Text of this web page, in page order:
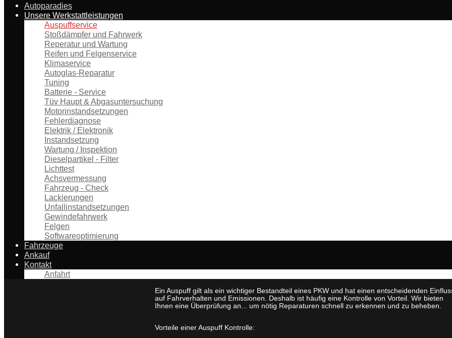
Autoparadies
Unsere Werkstattleistungen
Auspuffservice
Stoßdämpfer und Fahrwerk
Reperatur und Wartung
Reifen und Felgenservice
Klimaservice
Autoglas-Reparatur
Tuning
Batterie - Service
Tüv Haupt & Abgasuntersuchung
Motorinstandsetzungen
Fehlerdiagnose
Elektrik / Elektronik
Instandsetzung
Wartung / Inspektion
Dieselpartikel - Filter
Lichttest
Achsvermessung
Fahrzeug - Check
Lackierungen
Unfallinstandsetzungen
Gewindefahrwerk
Felgen
Softwareoptimierung
Fahrzeuge
Ankauf
Kontakt
Anfahrt
Ein Auspuff gilt als ein wichtiger Bestandteil eines PKW und hat einen entscheidenden
auf Fahrverhalten und Emissionen. Deshalb ist häufig eine Kontrolle von Vorteil. Wir bieten
Ihnen eine Überprüfung an... um nötig Reparaturen schnell zu erkennen und zu beheben.
Vorteile einer Auspuff Kontrolle: